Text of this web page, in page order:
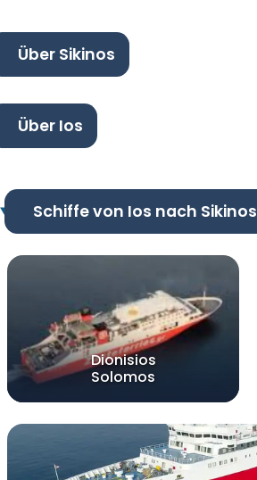
Über Sikinos
Über Ios
Schiffe von Ios nach Sikinos
Dionisios
Solomos